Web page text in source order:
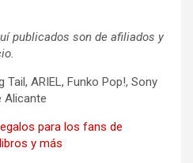
publicados son de afiliados y
Tail, ARIEL, Funko Pop!, Sony
Alicante
para los fans de
y más